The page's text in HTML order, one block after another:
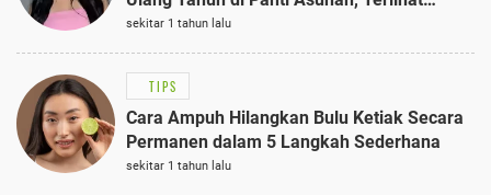
Anggun dengan Kaftan Cokelat
sekitar 1 tahun lalu
TIPS
Cara Ampuh Hilangkan Bulu Ketiak Secara
Permanen dalam 5 Langkah Sederhana
sekitar 1 tahun lalu